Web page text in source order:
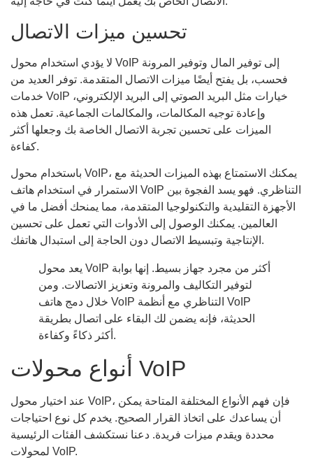
تحسين ميزات الاتصال
لا يؤدي استخدام محول VoIP إلى توفير المال وتوفير المرونة
فحسب، بل يفتح أيضًا ميزات الاتصال المتقدمة. توفر العديد من
خدمات VoIP خيارات مثل البريد الصوتي إلى البريد الإلكتروني،
وإعادة توجيه المكالمات، والمكالمات الجماعية. تعمل هذه
الميزات على تحسين تجربة الاتصال الخاصة بك وجعلها أكثر
كفاءة.
باستخدام محول VoIP، يمكنك الاستمتاع بهذه الميزات الحديثة مع
الاستمرار في استخدام هاتف VoIP التناظري. فهو يسد الفجوة بين
الأجهزة التقليدية والتكنولوجيا المتقدمة، مما يمنحك أفضل ما في
العالمين. يمكنك الوصول إلى الأدوات التي تعمل على تحسين
الإنتاجية وتبسيط الاتصال دون الحاجة إلى استبدال هاتفك.
يعد محول VoIP أكثر من مجرد جهاز بسيط. إنها بوابة
لتوفير التكاليف والمرونة وتعزيز الاتصالات. ومن
خلال دمج هاتف VoIP التناظري مع أنظمة VoIP
الحديثة، فإنه يضمن لك البقاء على اتصال بطريقة
أكثر ذكاءً وكفاءة.
أنواع محولات VoIP
عند اختيار محول VoIP، فإن فهم الأنواع المختلفة المتاحة يمكن
أن يساعدك على اتخاذ القرار الصحيح. يخدم كل نوع احتياجات
محددة ويقدم ميزات فريدة. دعنا نستكشف الفئات الرئيسية
لمحولات VoIP.